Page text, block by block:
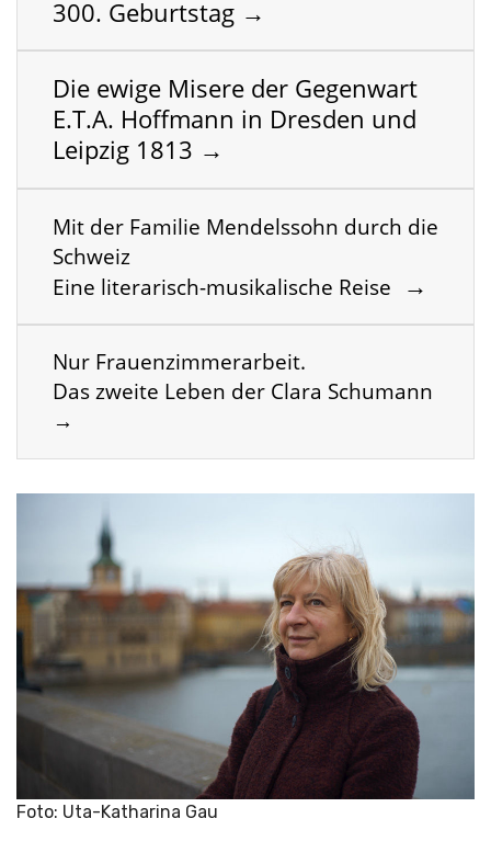
300. Geburtstag →
Die ewige Misere der Gegenwart
E.T.A. Hoffmann in Dresden und
Leipzig 1813 →
Mit der Familie Mendelssohn durch die
Schweiz
Eine literarisch-musikalische Reise →
Nur Frauenzimmerarbeit.
Das zweite Leben der Clara Schumann
→
Foto: Uta-Katharina Gau